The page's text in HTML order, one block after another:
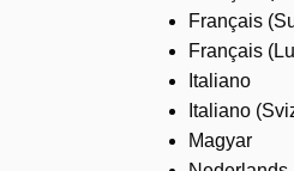
Français
Français
Italiano
Italiano
Magyar